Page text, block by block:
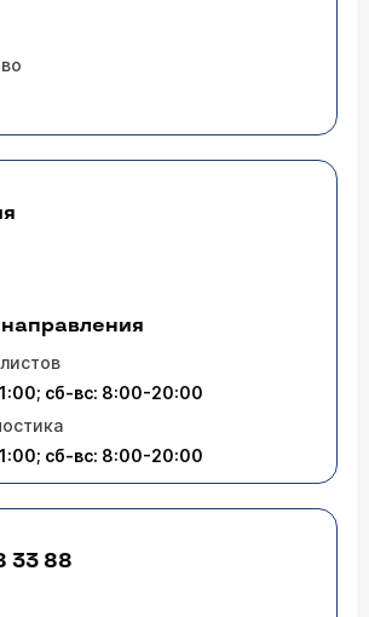
сб-вс: 8:00-20:00
сб-вс: 8:00-20:00
33 88